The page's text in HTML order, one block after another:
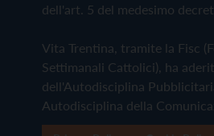
dell'art. 5 del medesimo
Vita Trentina, tramite la Fisc
Settimanali Cattolici), ha
dell'Autodisciplina
Autodisciplina della